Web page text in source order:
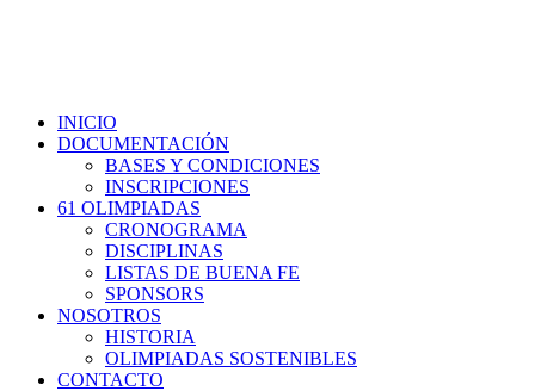
INICIO
DOCUMENTACIÓN
BASES Y CONDICIONES
INSCRIPCIONES
61 OLIMPIADAS
CRONOGRAMA
DISCIPLINAS
LISTAS DE BUENA FE
SPONSORS
NOSOTROS
HISTORIA
OLIMPIADAS SOSTENIBLES
CONTACTO